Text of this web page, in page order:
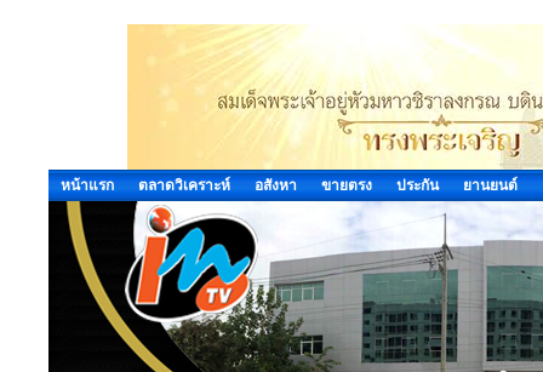
หน้าแรก ตลาดวิเคราะห์ อสังหา ขายตรง ประกัน ยานยนต์